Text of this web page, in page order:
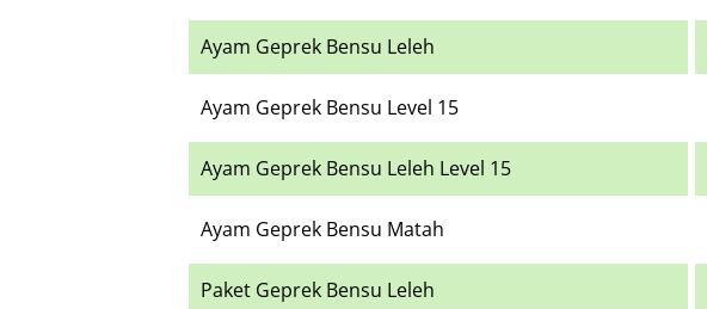
Ayam Geprek Bensu Leleh
Ayam Geprek Bensu Level 15
Ayam Geprek Bensu Leleh Level 15
Ayam Geprek Bensu Matah
Paket Geprek Bensu Leleh